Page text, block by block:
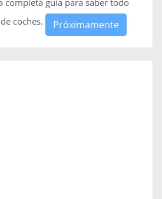
completa guía para saber todo
coches.
Próximamente